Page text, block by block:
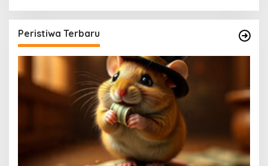
Peristiwa Terbaru